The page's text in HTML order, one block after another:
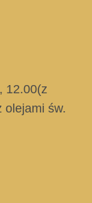
, 12.00(z
olejami św.